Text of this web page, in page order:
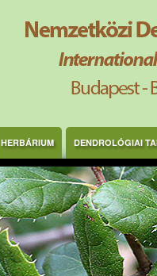
HERBÁRIUM DENDROLÓGIAI